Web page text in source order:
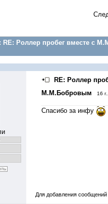
RE: Роллер пробег вместе с
RE: Роллер
М.М.Бобровым
16
Спасибо за инфу
Для добавления